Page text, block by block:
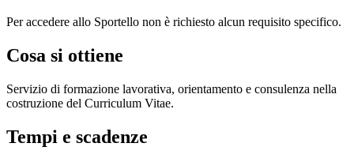
Per accedere allo Sportello non è richiesto alcun requisito specifico.
Cosa si ottiene
Servizio di formazione lavorativa, orientamento e consulenza nella
costruzione del Curriculum Vitae.
Tempi e scadenze